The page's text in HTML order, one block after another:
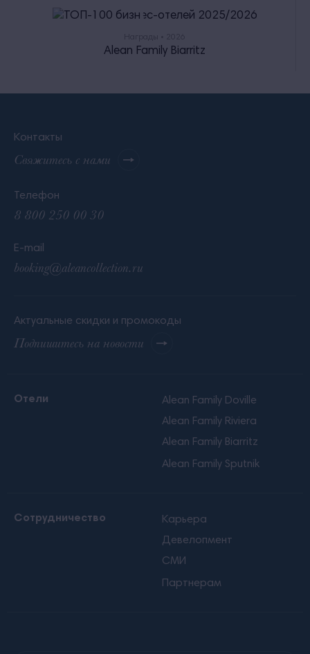
Alean Family Biarritz
Контакты
Свяжитесь с нами
Телефон
8 800 250 00 30
E-mail
booking@aleancollection.ru
Актуальные скидки и промокоды
Подпишитесь на новости
Отели
Alean Family Doville
Alean Family Riviera
Alean Family Biarritz
Alean Family Sputnik
Сотрудничество
Карьера
Девелопмент
СМИ
Партнерам